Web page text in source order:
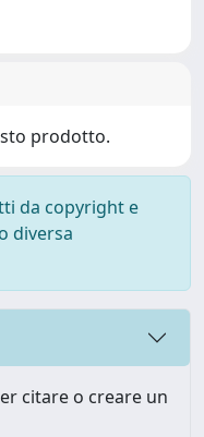
prodotto.
da copyright e
diversa
citare o creare un